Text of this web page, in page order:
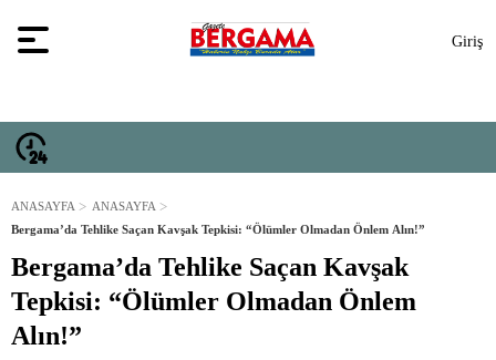
Giriş
ANASAYFA
ANASAYFA
Bergama’da Tehlike Saçan Kavşak Tepkisi: “Ölümler Olmadan Önlem Alın!”
Bergama’da Tehlike Saçan Kavşak
Tepkisi: “Ölümler Olmadan Önlem
Alın!”